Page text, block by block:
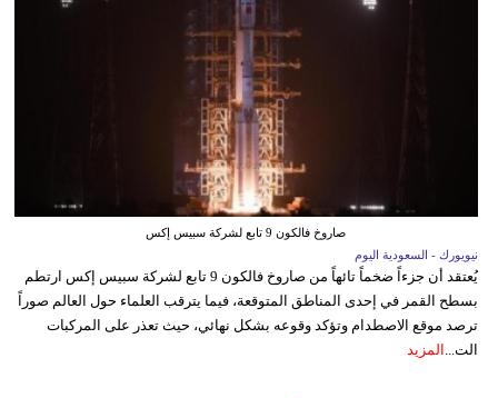
صاروخ فالكون 9 تابع لشركة سبيس إكس
نيويورك - السعودية اليوم
يُعتقد أن جزءاً ضخماً تائهاً من صاروخ فالكون 9 تابع لشركة سبيس إكس ارتطم
بسطح القمر في إحدى المناطق المتوقعة، فيما يترقب العلماء حول العالم صوراً
ترصد موقع الاصطدام وتؤكد وقوعه بشكل نهائي، حيث تعذر على المركبات
الت...
المزيد